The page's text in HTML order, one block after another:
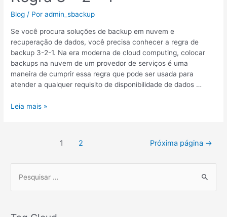
Blog / Poradmin_sbackup
Se você procura soluções de backup em nuvem e
recuperação de dados, você precisa conhecer a regra de
backup 3-2-1. Na era moderna de cloud computing, colocar
backups na nuvem de um provedor de serviços é uma
maneira de cumprir essa regra que pode ser usada para
atender a qualquer requisito de disponibilidade de dados …
Leia mais »
1 2 Próxima página →
e